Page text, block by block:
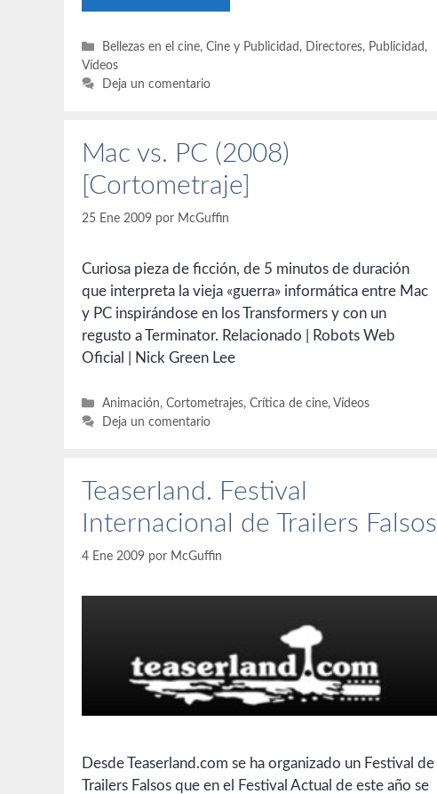
Categorías
Bellezas en el cine,Cine y Publicidad , Directores, Publicidad ,
Vídeos
Deja un comentario
Mac vs. PC (2008)
[Cortometraje]
25 Ene 2009 por McGuffin
Curiosa pieza de ficción, de 5 minutos de duración
que interpreta la vieja «guerra» informática entre Mac
y PC inspirándose en los Transformers y con un
regusto a Terminator. Relacionado | Robots Web
Oficial | Nick Green Lee
Categorías
Animación,Cortometrajes,Crítica de cine,Vídeos
Deja un comentario
Teaserland. Festival
Internacional de Trailers Falsos
4 Ene 2009 por McGuffin
Desde Teaserland.com se ha organizado un Festival de
Trailers Falsos que en el Festival Actual de este año se